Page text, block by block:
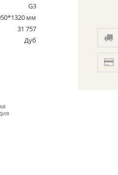
G3
мм
31 757
Дуб